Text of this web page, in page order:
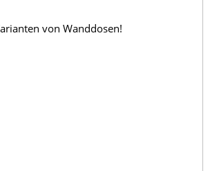
von Wanddosen!